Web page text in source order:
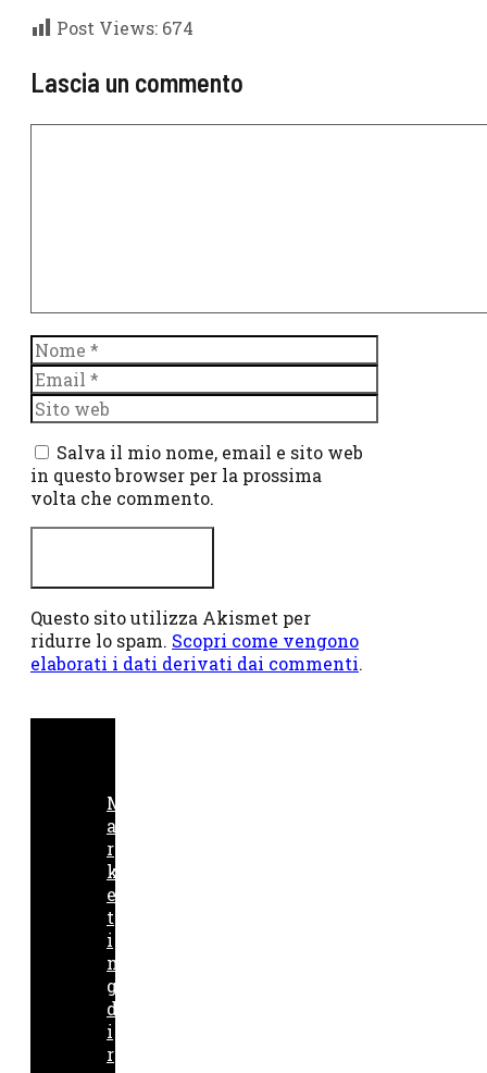
Post Views: 674
Lascia un commento
Nome
Email
Sito
web
Salva il mio nome, email e sito web
in questo browser per la prossima
volta che commento.
Questo sito utilizza Akismet per
ridurre lo spam. Scopri come vengono
elaborati i dati derivati dai commenti.
M
a
r
k
e
t
i
n
g
d
i
r